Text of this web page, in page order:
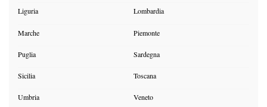
Liguria Lombardia
Marche Piemonte
Puglia Sardegna
Sicilia Toscana
Umbria Veneto